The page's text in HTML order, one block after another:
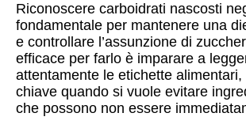
Riconoscere carboidrati nascosti
fondamentale per mantenere una
e controllare l’assunzione di
efficace per farlo è imparare a
attentamente le etichette alimentari,
chiave quando si vuole evitare
che possono non essere